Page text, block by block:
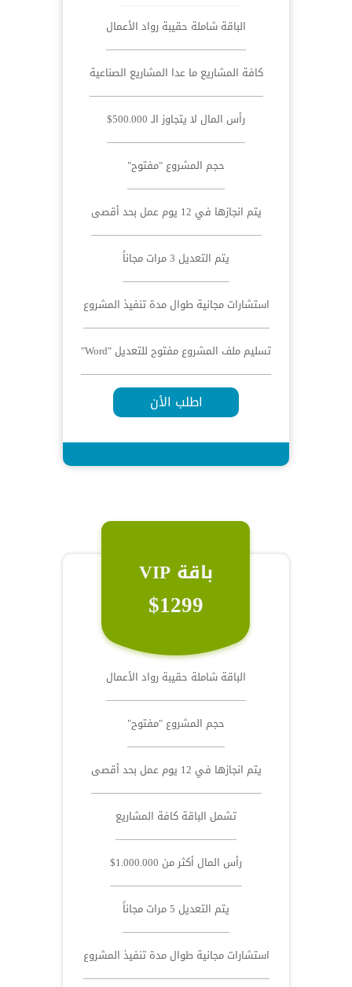
الباقة شاملة حقيبة رواد الأعمال
كافة المشاريع ما عدا المشاريع الصناعية
رأس المال لا يتجاوز الـ 500.000$
حجم المشروع "مفتوح"
يتم انجازها في 12 يوم عمل بحد أقصى
يتم التعديل 3 مرات مجاناً
استشارات مجانية طوال مدة تنفيذ المشروع
تسليم ملف المشروع مفتوح للتعديل "Word"
اطلب الأن
باقة VIP
$1299
الباقة شاملة حقيبة رواد الأعمال
حجم المشروع "مفتوح"
يتم انجازها في 12 يوم عمل بحد أقصى
تشمل الباقة كافة المشاريع
رأس المال أكثر من 1.000.000$
يتم التعديل 5 مرات مجاناً
استشارات مجانية طوال مدة تنفيذ المشروع